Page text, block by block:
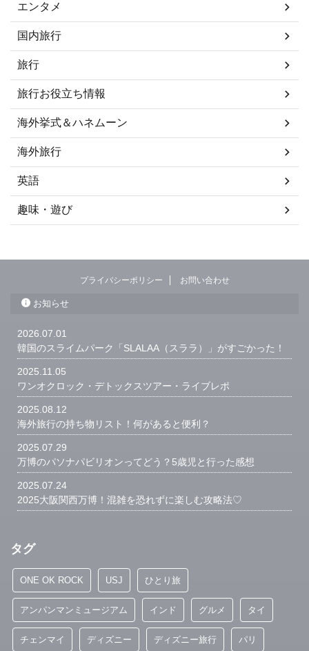
エンタメ
国内旅行
旅行
旅行お役立ち情報
海外挙式＆ハネムーン
海外旅行
英語
趣味・遊び
プライバシーポリシー お問い合わせ
お知らせ
2026.07.01
韓国のスライムパーク「SLALAA（スララ）」がすごかった！
2025.11.05
ワンオクロック・デトックスツアー・ライブレポ
2025.08.12
海外旅行の持ち物リスト！何があると便利？
2025.07.29
万博のパソナパビリオンってどう？5歳児と行った感想
2025.07.24
2025大阪関西万博！混雑を恐れずに楽しむ攻略法♡
タグ
ONE OK ROCK USJ ひとり旅
アンパンマンミュージアム インド グルメ タイ
チェンマイ ディズニー ディズニー旅行 パリ